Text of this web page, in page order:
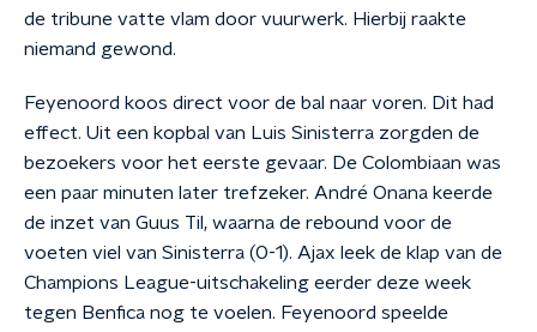
de tribune vatte vlam door vuurwerk. Hierbij raakte
niemand gewond.
Feyenoord koos direct voor de bal naar voren. Dit had
effect. Uit een kopbal van Luis Sinisterra zorgden de
bezoekers voor het eerste gevaar. De Colombiaan was
een paar minuten later trefzeker. André Onana keerde
de inzet van Guus Til, waarna de rebound voor de
voeten viel van Sinisterra (0-1). Ajax leek de klap van de
Champions League-uitschakeling eerder deze week
tegen Benfica nog te voelen. Feyenoord speelde